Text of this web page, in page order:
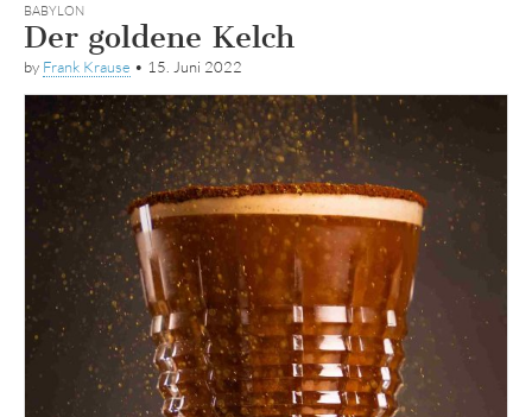
BABYLON
Der goldene Kelch
by Frank Krause • 15. Juni 2022